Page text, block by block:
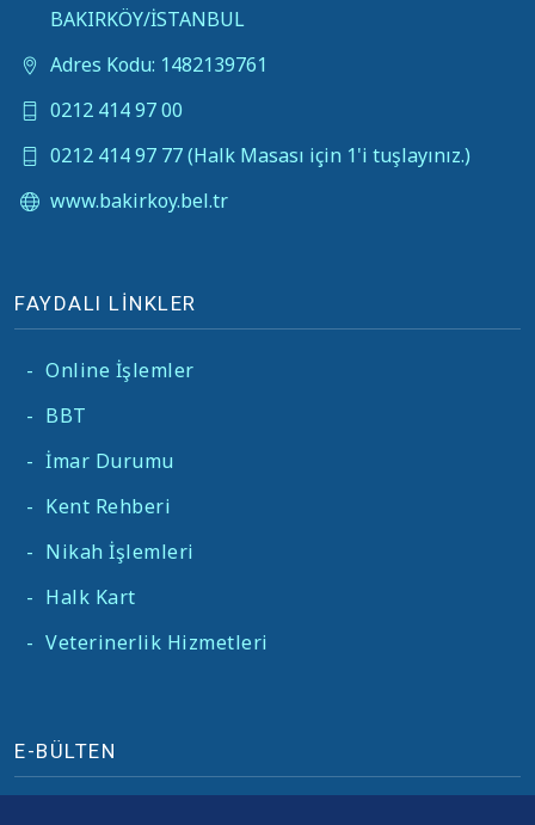
BAKIRKÖY/İSTANBUL
Adres Kodu: 1482139761
0212 414 97 00
0212 414 97 77 (Halk Masası için 1'i tuşlayınız.)
www.bakirkoy.bel.tr
FAYDALI LİNKLER
- Online İşlemler
- BBT
- İmar Durumu
- Kent Rehberi
- Nikah İşlemleri
- Halk Kart
- Veterinerlik Hizmetleri
E-BÜLTEN